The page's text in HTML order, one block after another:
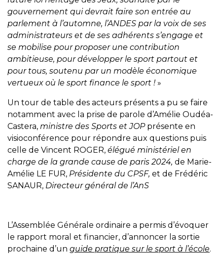
gouvernement qui devrait faire son entrée au
parlement à l’automne, l’ANDES par la voix de ses
administrateurs et de ses adhérents s’engage et
se mobilise pour proposer une contribution
ambitieuse, pour développer le sport partout et
pour tous, soutenu par un modèle économique
vertueux où le sport finance le sport ! »
Un tour de table des acteurs présents a pu se faire
notamment avec la prise de parole d’Amélie Oudéa-
Castera, ministre des Sports et JOPprésente en
visioconférence pour répondre aux questions puis
celle de Vincent ROGER, élégué ministériel en
charge de la grande cause de paris 2024, de Marie-
Amélie LE FUR, Présidente du CPSF, et de Frédéric
SANAUR, Directeur général de l’AnS
L’Assemblée Générale ordinaire a permis d’évoquer
le rapport moral et financier, d’annoncer la sortie
prochaine d’un guide pratique sur le sport à l’école.